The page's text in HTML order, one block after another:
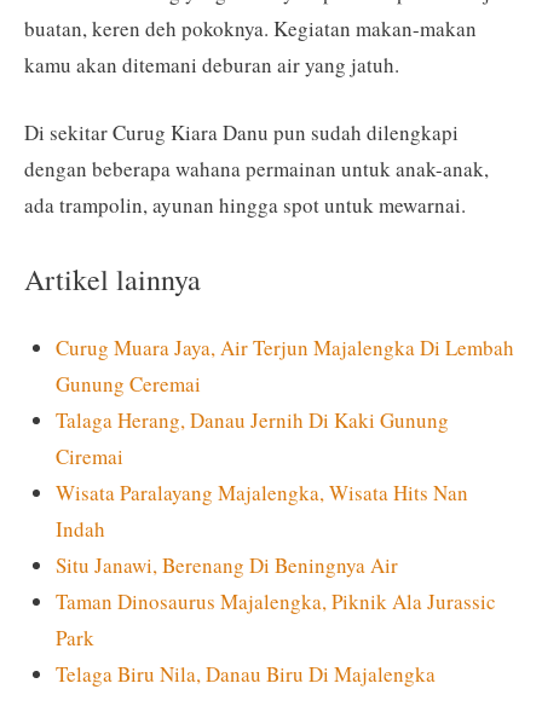
buatan, keren deh pokoknya. Kegiatan makan-makan
kamu akan ditemani deburan air yang jatuh.
Di sekitar Curug Kiara Danu pun sudah dilengkapi
dengan beberapa wahana permainan untuk anak-anak,
ada trampolin, ayunan hingga spot untuk mewarnai.
Artikel lainnya
Curug Muara Jaya, Air Terjun Majalengka Di Lembah
Gunung Ceremai
Talaga Herang, Danau Jernih Di Kaki Gunung
Ciremai
Wisata Paralayang Majalengka, Wisata Hits Nan
Indah
Situ Janawi, Berenang Di Beningnya Air
Taman Dinosaurus Majalengka, Piknik Ala Jurassic
Park
Telaga Biru Nila, Danau Biru Di Majalengka